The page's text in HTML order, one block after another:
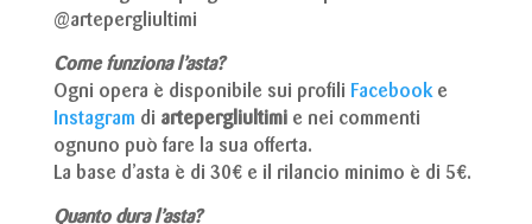
@artepergliultimi
Come funziona l’asta?
Ogni opera è disponibile sui profili Facebook e
Instagram di artepergliultimie nei commenti
ognuno può fare la sua offerta.
La base d’asta è di 30€ e il rilancio minimo è di 5€.
Quanto dura l’asta?